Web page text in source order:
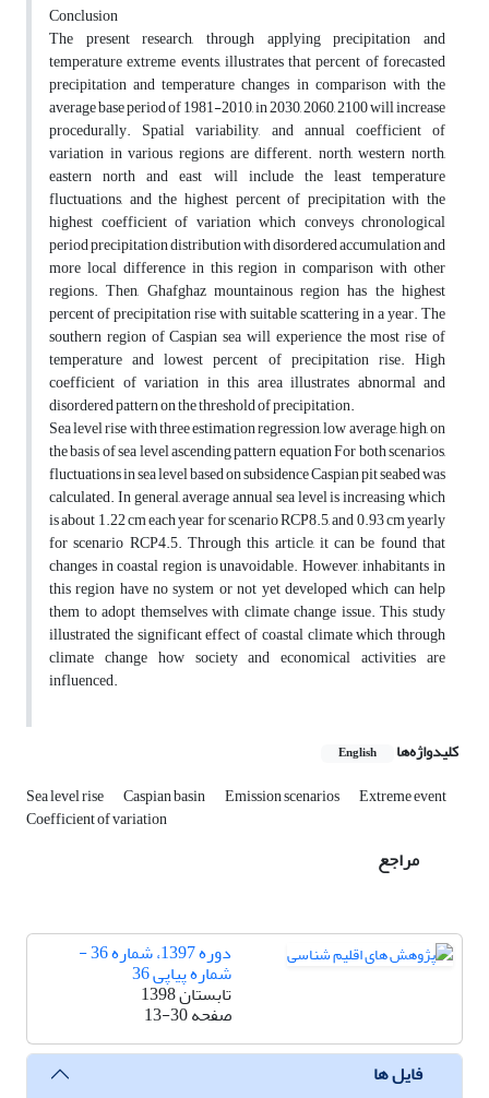
Conclusion
The present research, through applying precipitation and
temperature extreme events, illustrates that percent of forecasted
precipitation and temperature changes in comparison with the
average base period of 1981-2010, in 2030, 2060, 2100 will increase
procedurally. Spatial variability, and annual coefficient of
variation in various regions are different. north, western north,
eastern north and east will include the least temperature
fluctuations, and the highest percent of precipitation with the
highest coefficient of variation which conveys chronological
period precipitation distribution with disordered accumulation and
more local difference in this region in comparison with other
regions. Then, Ghafghaz mountainous region has the highest
percent of precipitation rise with suitable scattering in a year. The
southern region of Caspian sea will experience the most rise of
temperature and lowest percent of precipitation rise. High
coefficient of variation in this area illustrates abnormal and
disordered pattern on the threshold of precipitation.
Sea level rise with three estimation regression, low average, high, on
the basis of sea level ascending pattern equation For both scenarios,
fluctuations in sea level based on subsidence Caspian pit seabed was
calculated. In general, average annual sea level is increasing which
is about 1.22 cm each year for scenario RCP8.5, and 0.93 cm yearly
for scenario RCP4.5. Through this article, it can be found that
changes in coastal region is unavoidable. However, inhabitants in
this region have no system or not yet developed which can help
them to adopt themselves with climate change issue. This study
illustrated the significant effect of coastal climate which through
climate change how society and economical activities are
influenced.
کلیدواژه‌ها English
Sea level rise Caspian basin Emission scenarios Extreme event
Coefficient of variation
مراجع
دوره 1397، شماره 36 -
شماره پیاپی 36
تابستان 1398
صفحه13-30
فایل ها